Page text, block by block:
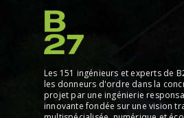
Les 151 ingénieurs et experts de
les donneurs d'ordre dans la
projet par une ingénierie
innovante fondée sur une vision